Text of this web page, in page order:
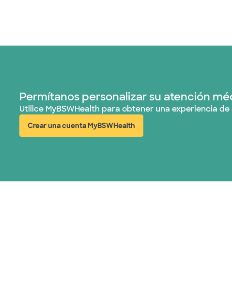
Permítanos personalizar su atención
Utilice MyBSWHealth para obtener una experiencia
Crear una cuenta MyBSWHealth
(abre en ventana nueva)